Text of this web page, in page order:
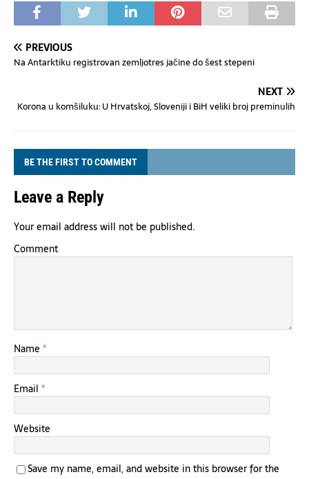
PREVIOUS
Na Antarktiku registrovan zemljotres jačine do šest stepeni
NEXT
Korona u komšiluku: U Hrvatskoj, Sloveniji i BiH veliki broj preminulih
BE THE FIRST TO COMMENT
Leave a Reply
Your email address will not be published.
Comment
Name *
Email *
Website
Save my name, email, and website in this browser for the